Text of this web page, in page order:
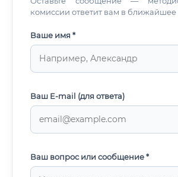
комиссии ответит вам в ближайшее
Ваше имя *
Ваш E-mail (для ответа)
Ваш вопрос или сообщение *